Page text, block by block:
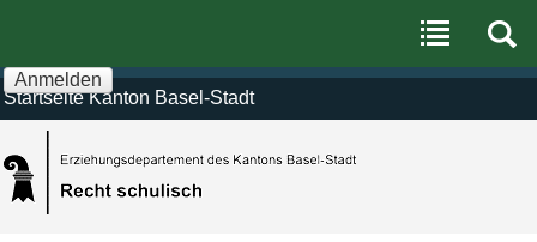
Startseite Kanton Basel-Stadt
Anmelden
|
Direkt
zur
Navigation